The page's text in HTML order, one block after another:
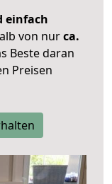
einfach
von nurca.
Beste daran
Preisen